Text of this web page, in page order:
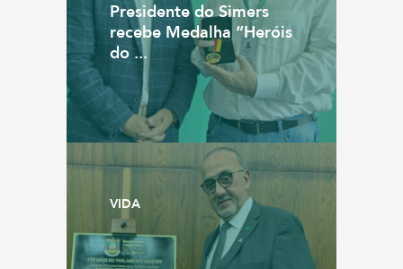
Presidente do Simers
recebe Medalha “Heróis
do ...
VIDA